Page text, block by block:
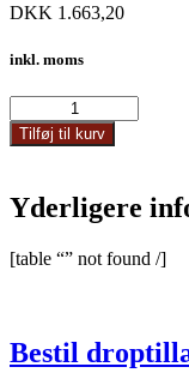
DKK 1.663,20
inkl. moms
antal
Tilføj til kurv
Yderligere
[table “” not found /]
Bestil